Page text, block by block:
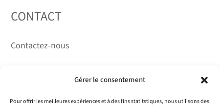
Gérer le consentement
Pour offrir les meilleures expériences et à des fins statitstiques, nous utilisons des
CONTACT
Contactez-nous